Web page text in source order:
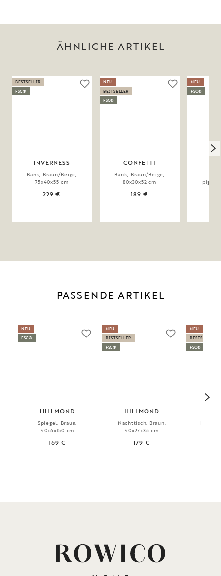
ÄHNLICHE ARTIKEL
INVERNESS
Bank, Braun/Beige,
75x40x55 cm
229 €
BESTSELLER
FSC®
CONFETTI
Bank, Braun/Beige,
80x30x52 cm
189 €
NEU
BESTSELLER
FSC®
NEU
FSC®
PASSENDE ARTIKEL
HILLMOND
Spiegel, Braun,
40x6x150 cm
169 €
NEU
FSC®
HILLMOND
Nachttisch, Braun,
40x27x36 cm
179 €
NEU
BESTSELLER
FSC®
NEU
BESTSELLER
FSC®